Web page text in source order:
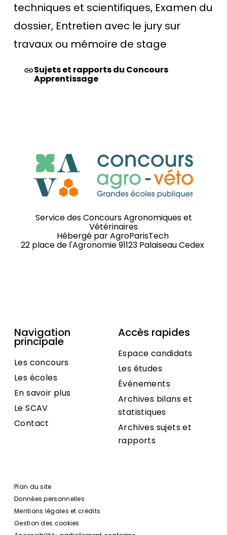
techniques et scientifiques, Examen du
dossier, Entretien avec le jury sur
travaux ou mémoire de stage
Sujets et rapports du Concours
Apprentissage
Service des Concours Agronomiques et
Vétérinaires
Hébergé parAgroParisTech
22 place de l'Agronomie 91123 Palaiseau Cedex
Navigation
principale
Les concours
Les écoles
En savoir plus
Le SCAV
Contact
Accès rapides
Espace candidats
Les études
Événements
Archives bilans et
statistiques
Archives sujets et
rapports
Plan du site
Données personnelles
Mentions légales et crédits
Gestion des cookies